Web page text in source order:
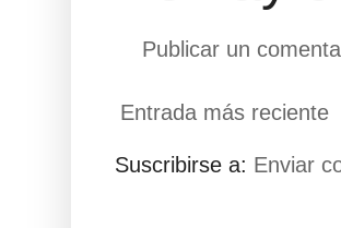
Publicar un
Entrada más reciente
Suscribirse a: Enviar